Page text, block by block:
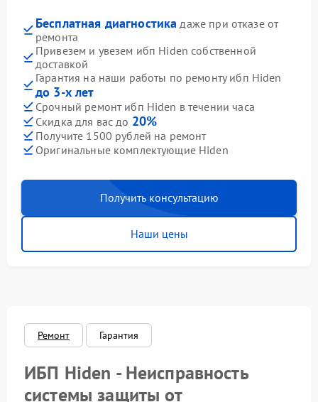
Бесплатная диагностика даже при отказе от
ремонта
Привезем и увезем ибп Hiden собственной
доставкой
Гарантия на наши работы по ремонту ибп Hiden
до 3-х лет
Срочный ремонт ибп Hiden в течении часа
Скидка для вас до 20%
Получите 1500 рублей на ремонт
Оригинальные комплектующие Hiden
Получить консультацию
Наши цены
Ремонт Гарантия
ИБП Hiden - Неисправность
системы защиты от